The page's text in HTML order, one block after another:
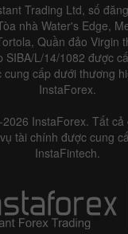
Trading Ltd, số
nhà Water's Edge,
Quần đảo Virgin
SIBA/L/14/1082 được
cung cấp dưới thương
InstaForex.
InstaForex. Tất
tài chính được cung
InstaFintech.